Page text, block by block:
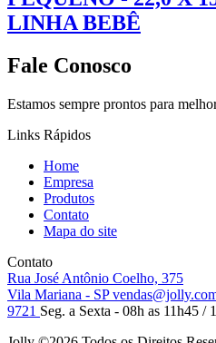
LINHA BEBÊ
Fale Conosco
Estamos sempre prontos para
Links Rápidos
Home
Empresa
Produtos
Contato
Mapa do site
Contato
Rua José Antônio Coelho, 375
Vila Mariana - SP
9721 Seg. a Sexta - 08h as 11h45 /